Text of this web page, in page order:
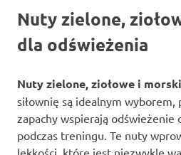
Nuty zielone,
dla odświeżenia
Nuty zielone, ziołowe i
siłownię są idealnym wyborem,
zapachy wspierają
podczas treningu. Te nuty